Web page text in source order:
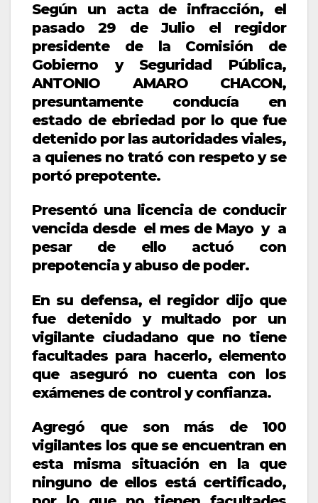
Según un acta de infracción, el
pasado 29 de Julio el regidor
presidente de la Comisión de
Gobierno y Seguridad Pública,
ANTONIO AMARO CHACON,
presuntamente conducía en
estado de ebriedad por lo que fue
detenido por las autoridades viales,
a quienes no trató con respeto y se
portó prepotente.
Presentó una licencia de conducir
vencida desde el mes de Mayo y a
pesar de ello actuó con
prepotencia y abuso de poder.
En su defensa, el regidor dijo que
fue detenido y multado por un
vigilante ciudadano que no tiene
facultades para hacerlo, elemento
que aseguró no cuenta con los
exámenes de control y confianza.
Agregó que son más de 100
vigilantes los que se encuentran en
esta misma situación en la que
ninguno de ellos está certificado,